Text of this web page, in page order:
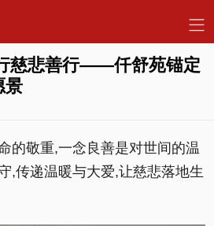
慈悲善行——仟舒苑锚定
景
的敬重,一念良善是对世间的温
,传递温暖与大爱,让慈悲落地生